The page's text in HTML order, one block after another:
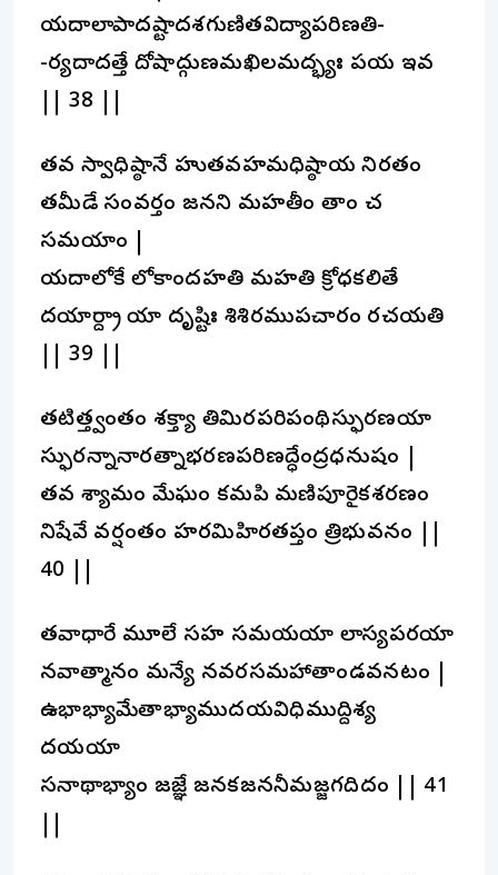
యదాలాపాదష్టాదశగుణితవిద్యాపరిణతి-
-ర్యదాదత్తే దోషాద్గుణమఖిలమద్భ్యః పయ ఇవ
|| 38 ||
తవ స్వాధిష్ఠానే హుతవహమధిష్ఠాయ నిరతం
తమీడే సంవర్తం జనని మహతీం తాం చ
సమయాం |
యదాలోకే లోకాందహతి మహతి క్రోధకలితే
దయార్ద్రా యా దృష్టిః శిశిరముపచారం రచయతి
|| 39 ||
తటిత్త్వంతం శక్త్యా తిమిరపరిపంథిస్ఫురణయా
స్ఫురన్నానారత్నాభరణపరిణద్ధేంద్రధనుషం |
తవ శ్యామం మేఘం కమపి మణిపూరైకశరణం
నిషేవే వర్షంతం హరమిహిరతప్తం త్రిభువనం ||
40 ||
తవాధారే మూలే సహ సమయయా లాస్యపరయా
నవాత్మానం మన్యే నవరసమహాతాండవనటం |
ఉభాభ్యామేతాభ్యాముదయవిధిముద్దిశ్య
దయయా
సనాథాభ్యాం జజ్ఞే జనకజననీమజ్జగదిదం || 41